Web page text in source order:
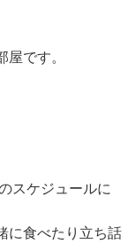
です。
スケジュールに
に食べたり立ち話